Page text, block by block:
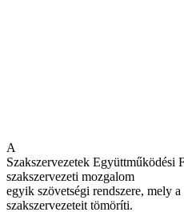
A
Szakszervezetek Együttműködési
szakszervezeti mozgalom
egyik szövetségi rendszere, mely
szakszervezeteit tömöríti.